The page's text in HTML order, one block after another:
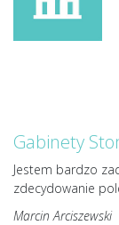
Gabinety
Jestem bardzo
zdecydowanie
Marcin Arciszewski